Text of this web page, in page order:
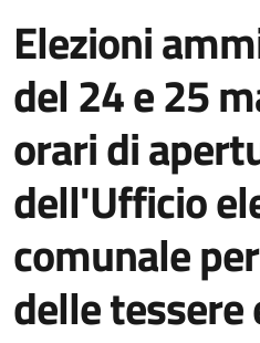
Elezioni
del 24 e 25
orari di
dell'Ufficio
comunale
delle